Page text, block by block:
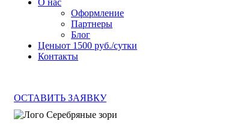
О нас
Оформление
Партнеры
Блог
Ценыот 1500 руб./сутки
Контакты
ОСТАВИТЬ ЗАЯВКУ